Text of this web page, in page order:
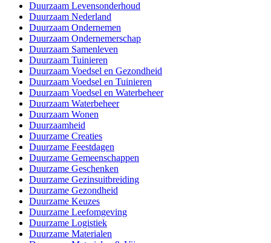
Duurzaam Levensonderhoud
Duurzaam Nederland
Duurzaam Ondernemen
Duurzaam Ondernemerschap
Duurzaam Samenleven
Duurzaam Tuinieren
Duurzaam Voedsel en Gezondheid
Duurzaam Voedsel en Tuinieren
Duurzaam Voedsel en Waterbeheer
Duurzaam Waterbeheer
Duurzaam Wonen
Duurzaamheid
Duurzame Creaties
Duurzame Feestdagen
Duurzame Gemeenschappen
Duurzame Geschenken
Duurzame Gezinsuitbreiding
Duurzame Gezondheid
Duurzame Keuzes
Duurzame Leefomgeving
Duurzame Logistiek
Duurzame Materialen